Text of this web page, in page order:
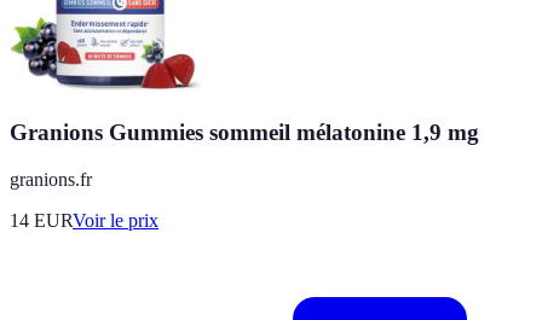
Granions Gummies sommeil mélatonine 1,9 mg
granions.fr
14 EURVoir le prix